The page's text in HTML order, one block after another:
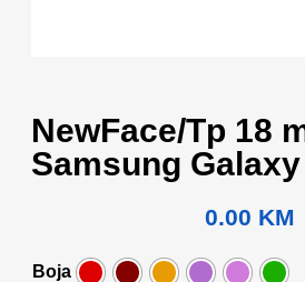
NewFace/Tp 18
Samsung
0.00 KM
Boja